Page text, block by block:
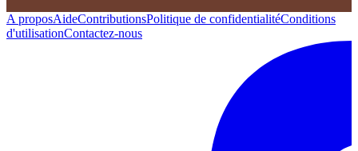
A proposAideContributionsPolitique de confidentialitéConditions
d'utilisationContactez-nous